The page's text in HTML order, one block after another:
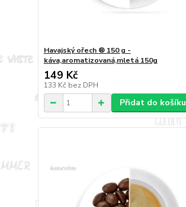
Havajský ořech ® 150 g -
káva,aromatizovaná,mletá 150g
149 Kč
133 Kč bez DPH
Přidat do košíku